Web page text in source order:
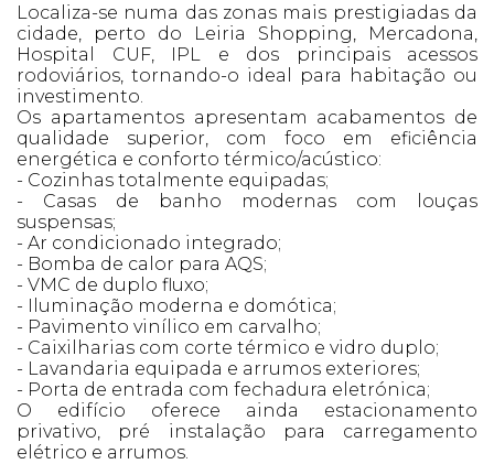
Localiza-se numa das zonas mais prestigiadas da
cidade, perto do Leiria Shopping, Mercadona,
Hospital CUF, IPL e dos principais acessos
rodoviários, tornando-o ideal para habitação ou
investimento.
Os apartamentos apresentam acabamentos de
qualidade superior, com foco em eficiência
energética e conforto térmico/acústico:
- Cozinhas totalmente equipadas;
- Casas de banho modernas com louças
suspensas;
- Ar condicionado integrado;
- Bomba de calor para AQS;
- VMC de duplo fluxo;
- Iluminação moderna e domótica;
- Pavimento vinílico em carvalho;
- Caixilharias com corte térmico e vidro duplo;
- Lavandaria equipada e arrumos exteriores;
- Porta de entrada com fechadura eletrónica;
O edifício oferece ainda estacionamento
privativo, pré instalação para carregamento
elétrico e arrumos.